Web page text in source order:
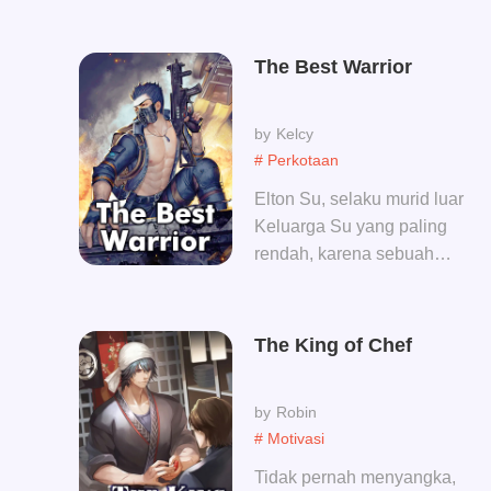
# Perkotaan
The Best Warrior
Kelcy
Elton Su, selaku murid luar
Keluarga Su yang paling
rendah, karena sebuah
Sembilan Pedang Sihir
kemampuan yang sangat
ajaib. Di bawah bantuan
kesembilan Pedang Sihir
# Motivasi
The King of Chef
Robin
Tidak pernah menyangka,